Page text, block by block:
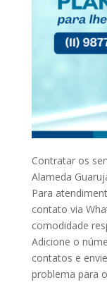
Contratar os
Alameda
Para
contato via
comodidade
Adicione o
contatos e
problema para